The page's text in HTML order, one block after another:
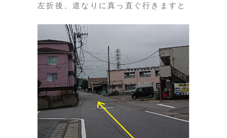
左折後、道なりに真っ直ぐ行きますと